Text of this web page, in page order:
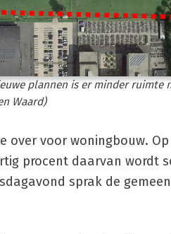
plannen is er minder ruimte
Waard)
over voor woningbouw.
procent daarvan wordt
sprak de